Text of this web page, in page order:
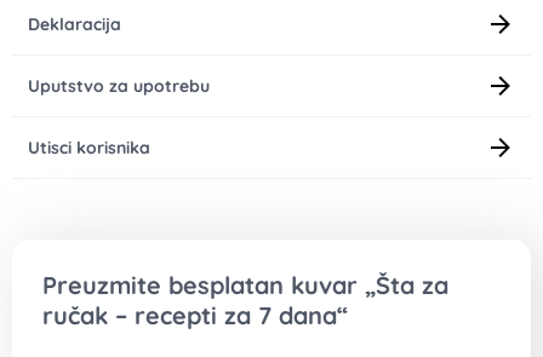
Deklaracija
Uputstvo za upotrebu
Utisci korisnika
Preuzmite besplatan kuvar „Šta za
ručak – recepti za 7 dana“